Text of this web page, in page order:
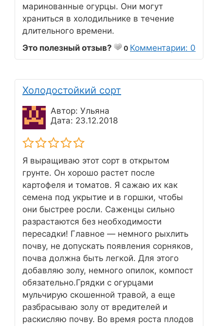
маринованные огурцы. Они могут
храниться в холодильнике в течение
длительного времени.
Это полезный отзыв?
0 Комментарии: 0
Холодостойкий сорт
Автор: Ульяна
Дата: 23.12.2018
Я выращиваю этот сорт в открытом
грунте. Он хорошо растет после
картофеля и томатов. Я сажаю их как
семена под укрытие и в горшки, чтобы
они быстрее росли. Саженцы сильно
разрастаются без необходимости
пересадки! Главное — немного рыхлить
почву, не допускать появления сорняков,
почва должна быть легкой. Для этого
добавляю золу, немного опилок, компост
обязательно.Грядки с огурцами
мульчирую скошенной травой, а еще
разбрасываю золу от вредителей и
раскисляю почву. Во время роста плодов